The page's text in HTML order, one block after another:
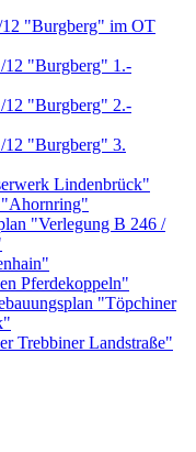
12 "Burgberg" im OT
12 "Burgberg" 1.-
12 "Burgberg" 2.-
12 "Burgberg" 3.
Lindenbrück"
"Ahornring"
"Verlegung B 246 /
Pferdekoppeln"
"Töpchiner
Trebbiner Landstraße"